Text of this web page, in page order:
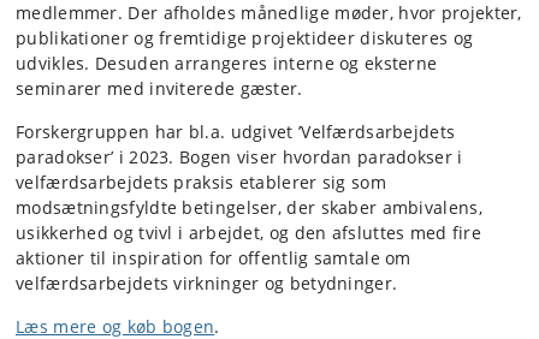
medlemmer. Der afholdes månedlige møder, hvor projekter,
publikationer og fremtidige projektideer diskuteres og
udvikles. Desuden arrangeres interne og eksterne
seminarer med inviterede gæster.
Forskergruppen har bl.a. udgivet ’Velfærdsarbejdets
paradokser’ i 2023. Bogen viser hvordan paradokser i
velfærdsarbejdets praksis etablerer sig som
modsætningsfyldte betingelser, der skaber ambivalens,
usikkerhed og tvivl i arbejdet, og den afsluttes med fire
aktioner til inspiration for offentlig samtale om
velfærdsarbejdets virkninger og betydninger.
Læs mere og køb bogen.